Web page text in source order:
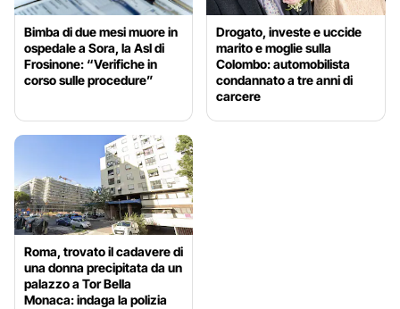
Bimba di due mesi muore in
ospedale a Sora, la Asl di
Frosinone: “Verifiche in
corso sulle procedure”
Drogato, investe e uccide
marito e moglie sulla
Colombo: automobilista
condannato a tre anni di
carcere
Roma, trovato il cadavere di
una donna precipitata da un
palazzo a Tor Bella
Monaca: indaga la polizia